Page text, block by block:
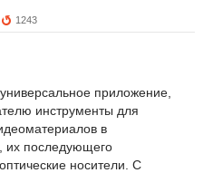
1243
приложение,
инструменты для
в
их последующего
носители. С